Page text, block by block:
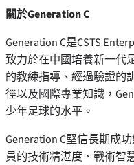
關於Generation C
Generation C是CSTS
致力於在中國培養新一代
的教練指導、經過驗證的
徑以及國際專業知識，
少年足球的水平。
Generation C堅信長期成
員的技術精湛度、戰術智